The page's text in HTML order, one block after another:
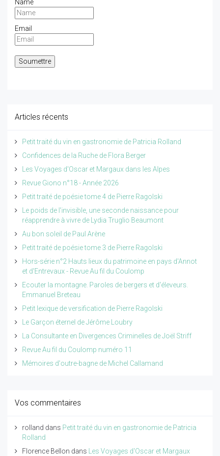
Name
Email
Articles récents
Petit traité du vin en gastronomie de Patricia Rolland
Confidences de la Ruche de Flora Berger
Les Voyages d'Oscar et Margaux dans les Alpes
Revue Giono n°18 - Année 2026
Petit traité de poésie tome 4 de Pierre Ragolski
Le poids de l'invisible, une seconde naissance pour
réapprendre à vivre de Lydia Truglio Beaumont
Au bon soleil de Paul Arène
Petit traité de poésie tome 3 de Pierre Ragolski
Hors-série n°2 Hauts lieux du patrimoine en pays d'Annot
et d'Entrevaux - Revue Au fil du Coulomp
Ecouter la montagne. Paroles de bergers et d'éleveurs.
Emmanuel Breteau
Petit lexique de versification de Pierre Ragolski
Le Garçon éternel de Jérôme Loubry
La Consultante en Divergences Criminelles de Joël Striff
Revue Au fil du Coulomp numéro 11
Mémoires d'outre-bagne de Michel Callamand
Vos commentaires
rolland dans Petit traité du vin en gastronomie de Patricia
Rolland
Florence Bellon dans
Les Voyages d'Oscar et Margaux